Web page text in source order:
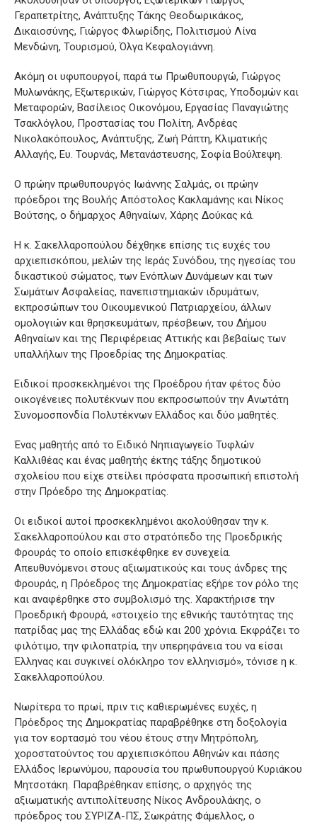
Γεραπετρίτης, Ανάπτυξης Τάκης Θεοδωρικάκος,
Δικαιοσύνης, Γιώργος Φλωρίδης, Πολιτισμού Λίνα
Μενδώνη, Τουρισμού, Όλγα Κεφαλογιάννη.
Ακόμη οι υφυπουργοί, παρά τω Πρωθυπουργώ, Γιώργος
Μυλωνάκης, Εξωτερικών, Γιώργος Κότσιρας, Υποδομών και
Μεταφορών, Βασίλειος Οικονόμου, Εργασίας Παναγιώτης
Τσακλόγλου, Προστασίας του Πολίτη, Ανδρέας
Νικολακόπουλος, Ανάπτυξης, Ζωή Ράπτη, Κλιματικής
Αλλαγής, Ευ. Τουρνάς, Μετανάστευσης, Σοφία Βούλτεψη.
Ο πρώην πρωθυπουργός Ιωάννης Σαλμάς, οι πρώην
πρόεδροι της Βουλής Απόστολος Κακλαμάνης και Νίκος
Βούτσης, ο δήμαρχος Αθηναίων, Χάρης Δούκας κά.
Η κ. Σακελλαροπούλου δέχθηκε επίσης τις ευχές του
αρχιεπισκόπου, μελών της Ιεράς Συνόδου, της ηγεσίας του
δικαστικού σώματος, των Ενόπλων Δυνάμεων και των
Σωμάτων Ασφαλείας, πανεπιστημιακών ιδρυμάτων,
εκπροσώπων του Οικουμενικού Πατριαρχείου, άλλων
ομολογιών και θρησκευμάτων, πρέσβεων, του Δήμου
Αθηναίων και της Περιφέρειας Αττικής και βεβαίως των
υπαλλήλων της Προεδρίας της Δημοκρατίας.
Ειδικοί προσκεκλημένοι της Προέδρου ήταν φέτος δύο
οικογένειες πολυτέκνων που εκπροσωπούν την Ανωτάτη
Συνομοσπονδία Πολυτέκνων Ελλάδος και δύο μαθητές.
Ένας μαθητής από το Ειδικό Νηπιαγωγείο Τυφλών
Καλλιθέας και ένας μαθητής έκτης τάξης δημοτικού
σχολείου που είχε στείλει πρόσφατα προσωπική επιστολή
στην Πρόεδρο της Δημοκρατίας.
Οι ειδικοί αυτοί προσκεκλημένοι ακολούθησαν την κ.
Σακελλαροπούλου και στο στρατόπεδο της Προεδρικής
Φρουράς το οποίο επισκέφθηκε εν συνεχεία.
Απευθυνόμενοι στους αξιωματικούς και τους άνδρες της
Φρουράς, η Πρόεδρος της Δημοκρατίας εξήρε τον ρόλο της
και αναφέρθηκε στο συμβολισμό της. Χαρακτήρισε την
Προεδρική Φρουρά, «στοιχείο της εθνικής ταυτότητας της
πατρίδας μας της Ελλάδας εδώ και 200 χρόνια. Εκφράζει το
φιλότιμο, την φιλοπατρία, την υπερηφάνεια του να είσαι
Έλληνας και συγκινεί ολόκληρο τον ελληνισμό», τόνισε η κ.
Σακελλαροπούλου.
Νωρίτερα το πρωί, πριν τις καθιερωμένες ευχές, η
Πρόεδρος της Δημοκρατίας παραβρέθηκε στη δοξολογία
για τον εορτασμό του νέου έτους στην Μητρόπολη,
χοροστατούντος του αρχιεπισκόπου Αθηνών και πάσης
Ελλάδος Ιερωνύμου, παρουσία του πρωθυπουργού Κυριάκου
Μητσοτάκη. Παραβρέθηκαν επίσης, ο αρχηγός της
αξιωματικής αντιπολίτευσης Νίκος Ανδρουλάκης, ο
πρόεδρος του ΣΥΡΙΖΑ-ΠΣ, Σωκράτης Φάμελλος, ο